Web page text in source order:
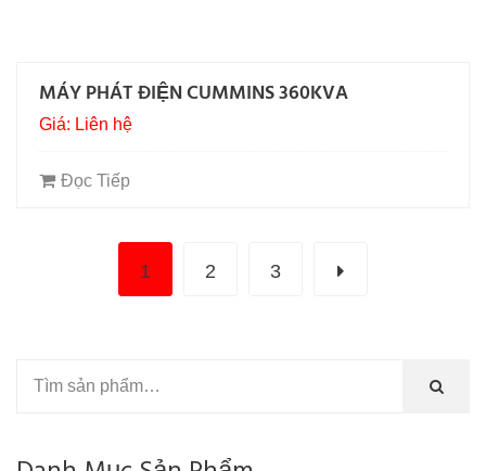
MÁY PHÁT ĐIỆN CUMMINS 360KVA
Giá: Liên hệ
Đọc Tiếp
1 2 3